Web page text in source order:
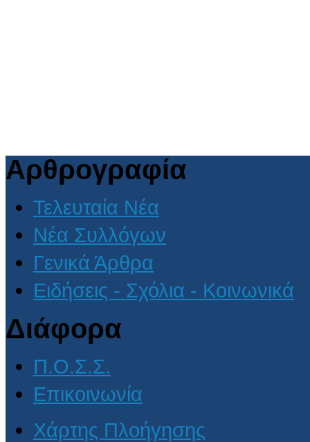
Αρθρογραφία
Τελευταία Νέα
Νέα Συλλόγων
Γενικά Άρθρα
Ειδήσεις - Σχόλια - Κοινωνικά
Διάφορα
Π.Ο.Σ.Σ.
Επικοινωνία
Χάρτης Πλοήγησης